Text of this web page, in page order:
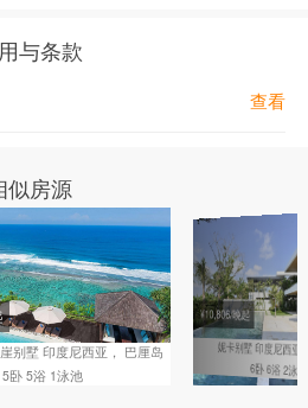
与条款
查看
似房源
别墅 印度尼西亚， 巴厘岛
5卧 5浴 1泳池
¥10,806/晚起
妮卡别墅印度尼西亚
6卧 6浴 2泳池